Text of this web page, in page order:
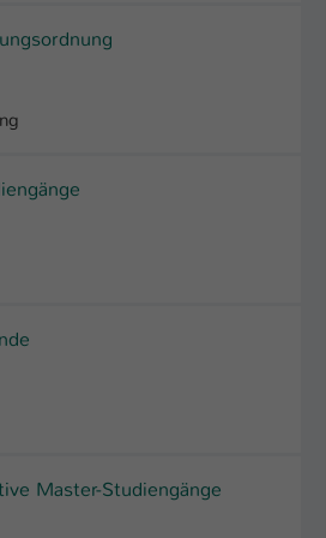
Master-Studiengänge
Cookie ist ein Standard-Session-
eingeloggte Benutzer
zu geschützten Bereichen
ist und Rechte besitzt diese